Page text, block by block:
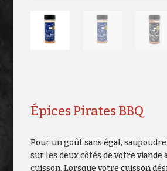
Épices Pirates BBQ
Pour un goût sans égal,
sur les deux côtés de votre viande
cuisson. Lorsque votre cuisson